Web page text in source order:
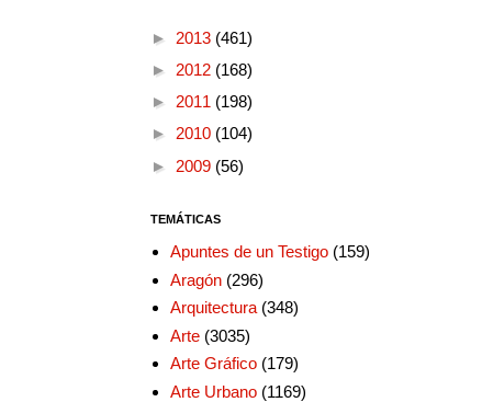
► 2013 (461)
► 2012 (168)
► 2011 (198)
► 2010 (104)
► 2009 (56)
TEMÁTICAS
Apuntes de un Testigo (159)
Aragón (296)
Arquitectura (348)
Arte (3035)
Arte Gráfico (179)
Arte Urbano (1169)